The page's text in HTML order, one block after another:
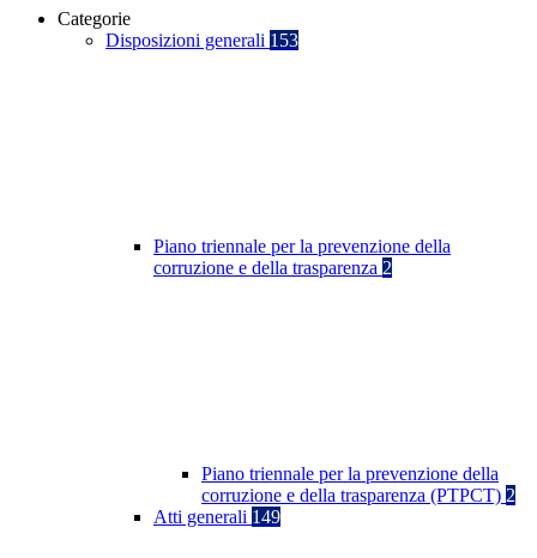
Categorie
Disposizioni generali 153
Piano triennale per la prevenzione della
corruzione e della trasparenza 2
Piano triennale per la prevenzione della
corruzione e della trasparenza (PTPCT) 2
Atti generali 149